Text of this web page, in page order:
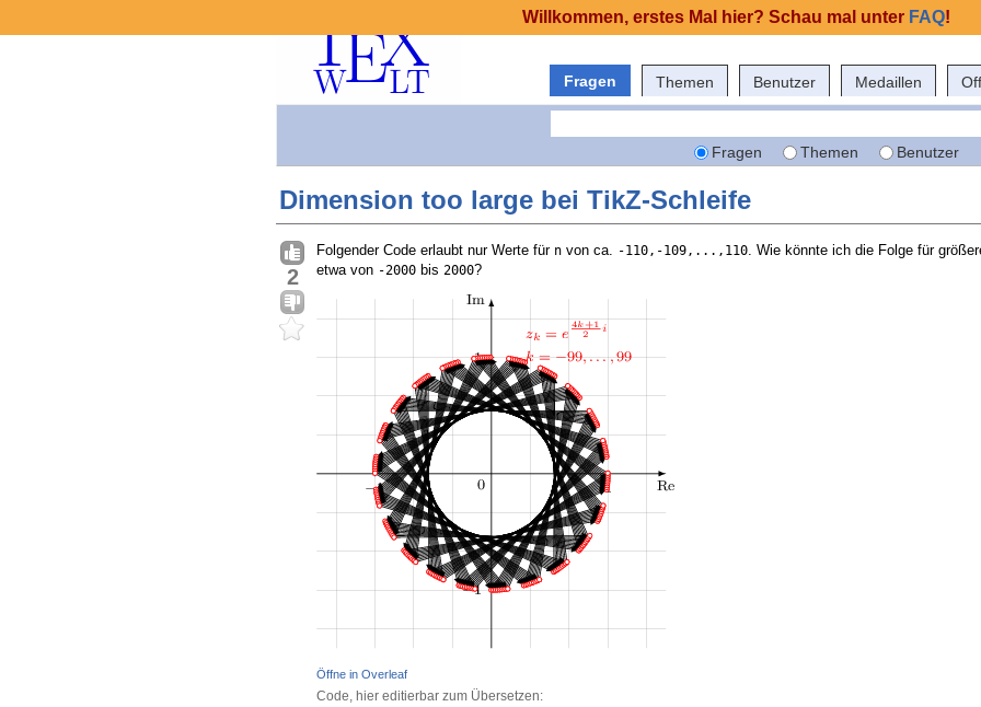
Fragen Themen Benutzer Medaillen
Fragen Themen Benutzer
Dimension too large bei TikZ-Schleife
2
Folgender Code erlaubt nur Werte für n von ca. -110,-109,...,110. Wie könnte ich die Folge für
etwa von -2000 bis 2000?
Öffne in Overleaf
Code, hier editierbar zum Übersetzen:
Willkommen, erstes Mal hier? Schau mal unter FAQ!